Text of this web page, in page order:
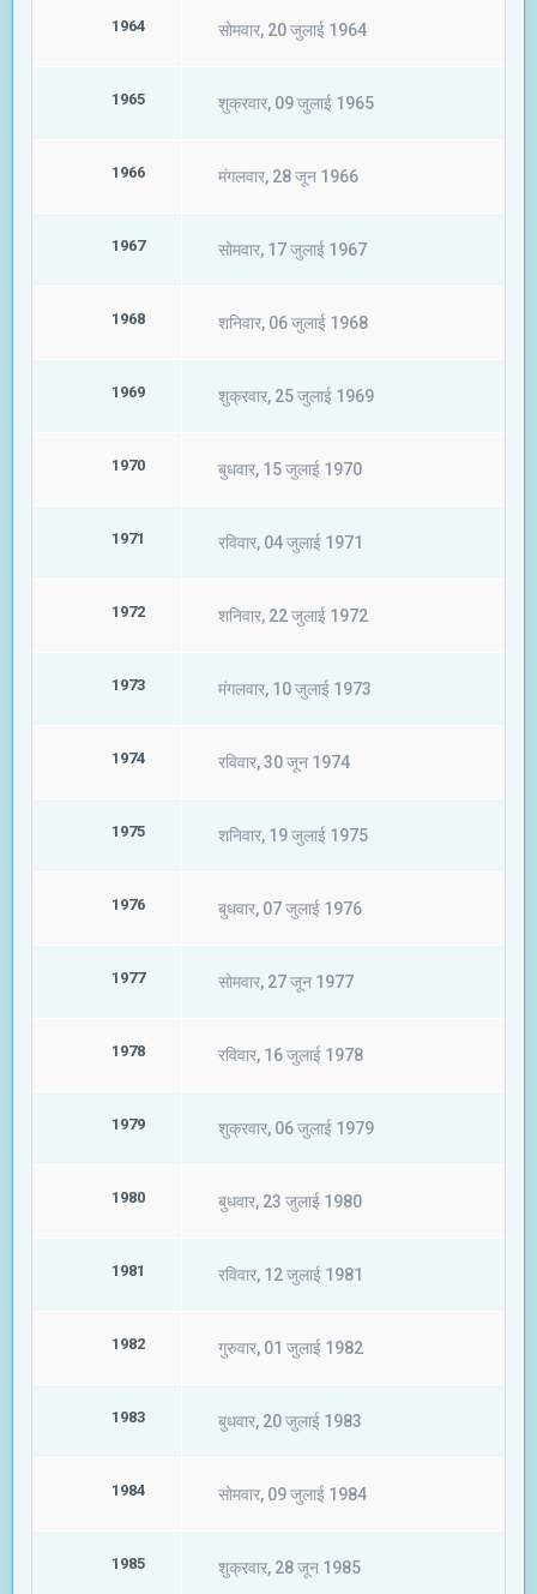
1964 सोमवार, 20 जुलाई 1964
1965 शुक्रवार, 09 जुलाई 1965
1966 मंगलवार, 28 जून 1966
1967 सोमवार, 17 जुलाई 1967
1968 शनिवार, 06 जुलाई 1968
1969 शुक्रवार, 25 जुलाई 1969
1970 बुधवार, 15 जुलाई 1970
1971 रविवार, 04 जुलाई 1971
1972 शनिवार, 22 जुलाई 1972
1973 मंगलवार, 10 जुलाई 1973
1974 रविवार, 30 जून 1974
1975 शनिवार, 19 जुलाई 1975
1976 बुधवार, 07 जुलाई 1976
1977 सोमवार, 27 जून 1977
1978 रविवार, 16 जुलाई 1978
1979 शुक्रवार, 06 जुलाई 1979
1980 बुधवार, 23 जुलाई 1980
1981 रविवार, 12 जुलाई 1981
1982 गुरुवार, 01 जुलाई 1982
1983 बुधवार, 20 जुलाई 1983
1984 सोमवार, 09 जुलाई 1984
1985 शुक्रवार, 28 जून 1985